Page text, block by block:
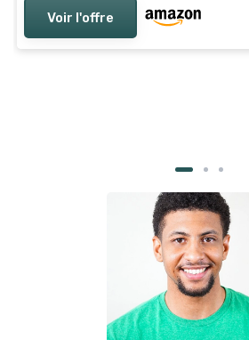
Voir l'offre